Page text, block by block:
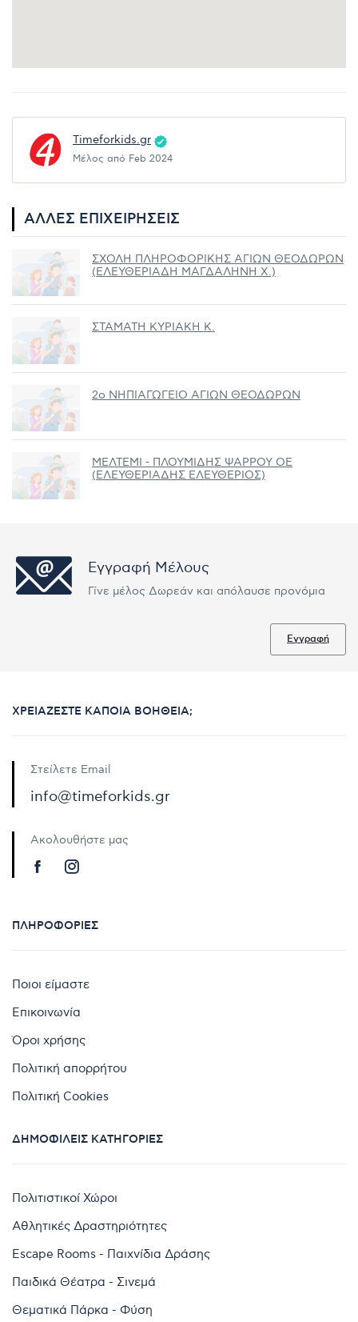
Timeforkids.gr
Μέλος από Feb 2024
ΆΛΛΕΣ ΕΠΙΧΕΙΡΉΣΕΙΣ
ΣΧΟΛΗ ΠΛΗΡΟΦΟΡΙΚΗΣ ΑΓΙΩΝ ΘΕΟΔΩΡΩΝ
(ΕΛΕΥΘΕΡΙΑΔΗ ΜΑΓΔΑΛΗΝΗ Χ.)
ΣΤΑΜΑΤΗ ΚΥΡΙΑΚΗ Κ.
2ο ΝΗΠΙΑΓΩΓΕΙΟ ΑΓΙΩΝ ΘΕΟΔΩΡΩΝ
ΜΕΛΤΕΜΙ - ΠΛΟΥΜΙΔΗΣ ΨΑΡΡΟΥ ΟΕ
(ΕΛΕΥΘΕΡΙΑΔΗΣ ΕΛΕΥΘΕΡΙΟΣ)
Εγγραφή Μέλους
Γίνε μέλος Δωρεάν και απόλαυσε προνόμια
Εγγραφή
ΧΡΕΙΆΖΕΣΤΕ ΚΆΠΟΙΑ ΒΟΉΘΕΙΑ;
Στείλετε Email
info@timeforkids.gr
Ακολουθήστε μας
ΠΛΗΡΟΦΟΡΊΕΣ
Ποιοι είμαστε
Επικοινωνία
Όροι χρήσης
Πολιτική απορρήτου
Πολιτική Cookies
ΔΗΜΟΦΙΛΕΊΣ ΚΑΤΗΓΟΡΊΕΣ
Πολιτιστικοί Χώροι
Αθλητικές Δραστηριότητες
Escape Rooms - Παιχνίδια Δράσης
Παιδικά Θέατρα - Σινεμά
Θεματικά Πάρκα - Φύση